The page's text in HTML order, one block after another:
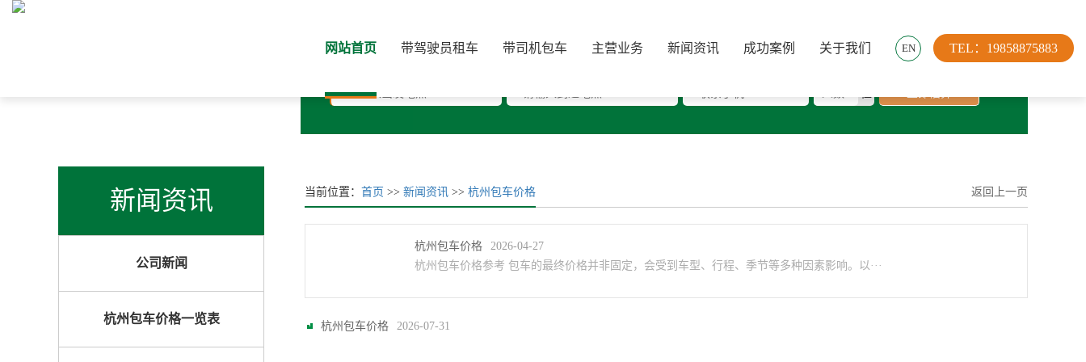
TEL：19858875883
EN
网站首页 带驾驶员租车 带司机包车 主营业务 新闻资讯 成功案例 关于我们
新闻资讯
公司新闻
杭州包车价格一览表
当前位置：首页 >>新闻资讯 >>杭州包车价格 返回上一页
杭州包车价格
2026-04-27
杭州包车价格参考 包车的最终价格并非固定，会受到车型、行程、季节等多种因素影响。以···
杭州包车价格 2026-07-31